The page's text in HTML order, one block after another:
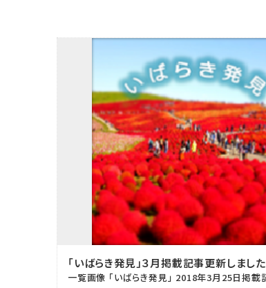
「いばらき発見」３月掲載記事更新しました